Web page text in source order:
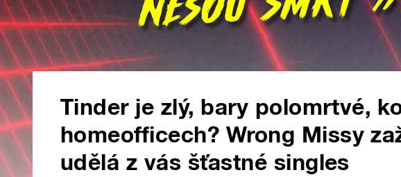
Tinder je zlý, bary polomrtvé,
homeofficech? Wrong Missy
udělá z vás šťastné singles